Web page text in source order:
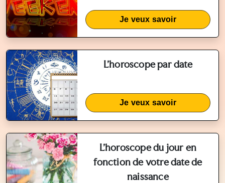
Je veux savoir
L'horoscope par date
Je veux savoir
L'horoscope du jour en
fonction de votre date de
naissance